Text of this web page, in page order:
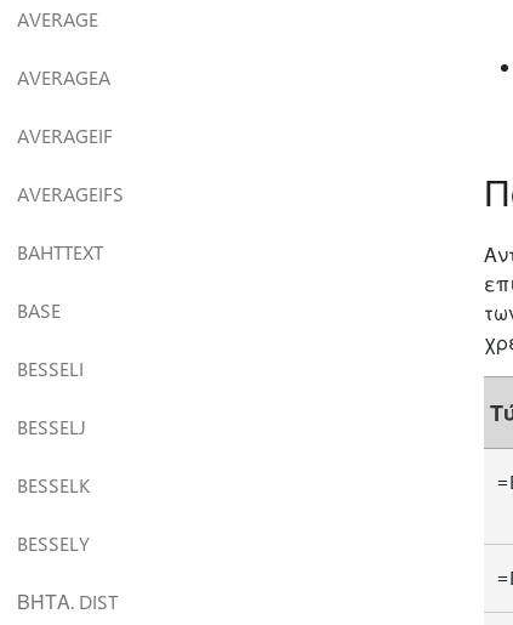
AVERAGE
AVERAGEA
AVERAGEIF
AVERAGEIFS
BAHTTEXT
BASE
BESSELI
BESSELJ
BESSELK
BESSELY
ΒΉΤΑ. DIST